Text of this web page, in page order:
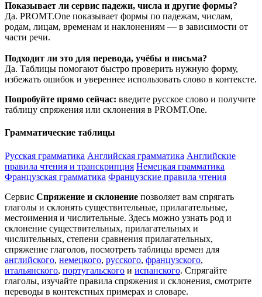
Показывает ли сервис падежи, числа и другие формы?
Да. PROMT.One показывает формы по падежам, числам,
родам, лицам, временам и наклонениям — в зависимости от
части речи.
Подходит ли это для перевода, учёбы и письма?
Да. Таблицы помогают быстро проверить нужную форму,
избежать ошибок и увереннее использовать слово в контексте.
Попробуйте прямо сейчас: введите русское слово и получите
таблицу спряжения или склонения в PROMT.One.
Грамматические таблицы
Русская грамматика Английская грамматика Английские
правила чтения и транскрипция Немецкая грамматика
Французская грамматика Французские правила чтения
Сервис Спряжение и склонение позволяет вам спрягать
глаголы и склонять существительные, прилагательные,
местоимения и числительные. Здесь можно узнать род и
склонение существительных, прилагательных и
числительных, степени сравнения прилагательных,
спряжение глаголов, посмотреть таблицы времен для
английского, немецкого, русского, французского,
итальянского, португальского и испанского. Спрягайте
глаголы, изучайте правила спряжения и склонения, смотрите
переводы в контекстных примерах и словаре.